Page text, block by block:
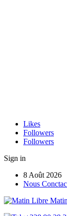
Likes
Followers
Followers
Sign in
8 Août 2026
Nous